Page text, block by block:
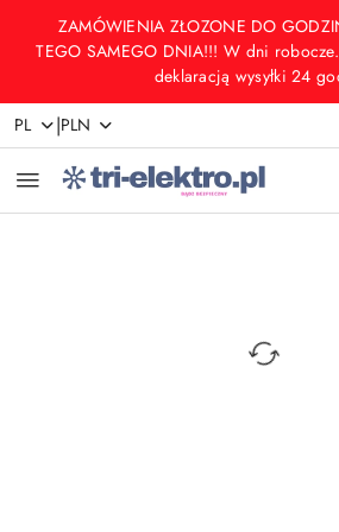
Przejdź do treści głównej
Przejdź do wyszukiwarki
Przejdź do moje konto
Przejdź do menu głównego
Przejdź do opisu produktu
Przejdź do stopki
ZAMÓWIENIA ZŁOZONE DO
TEGO SAMEGO DNIA!!! W dni
deklaracją wysyłki 24
PL |PLN